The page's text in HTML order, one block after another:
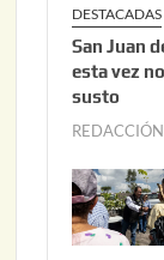
DESTACADAS
San Juan
esta vez
susto
REDACCIÓN